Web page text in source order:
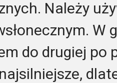
Należy
W
do drugiej po